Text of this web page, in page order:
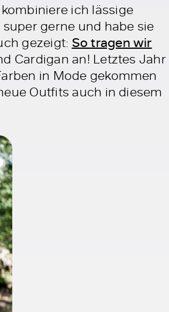
ich lässige
gerne und habe sie
gezeigt: So tragen wir
Cardigan an! Letztes Jahr
in Mode gekommen
Outfits auch in diesem